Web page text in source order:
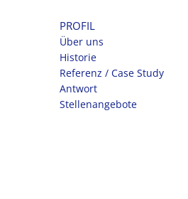
PROFIL
Über uns
Historie
Referenz / Case Study
Antwort
Stellenangebote